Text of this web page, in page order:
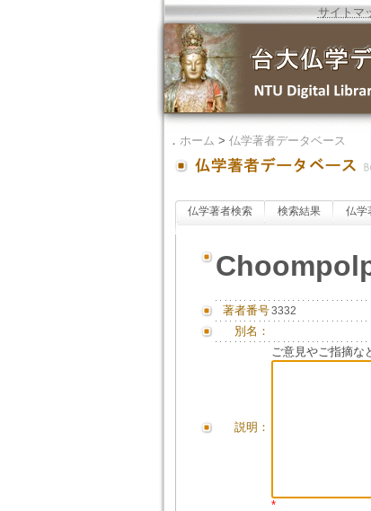
サイトマ
． ホーム > 仏学著者データベース
仏学著者検索 検索結果 仏学
著者番号3332
別名：
説明：
ご意見やご指摘な
*